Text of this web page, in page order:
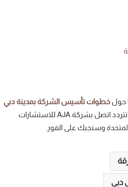
حول خطوات تأسيس الشركة بمدينة دبي
فإذا كان لديك أي استفسار لا تتردد اتصل بشركة AJA للاستشارات
المتحدة وسنجبك على الفور.
دبي